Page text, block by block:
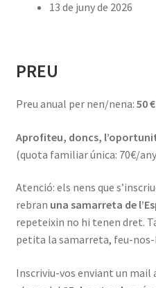
13 de juny de 2026
PREU
Preu anual per nen/nena: 50 €
Aprofiteu, doncs,
(quota familiar única: 70€/
Atenció: els nens que
rebran una samarreta de
repeteixin no hi tenen dret.
petita la samarreta, feu-nos-
Inscriviu-vos enviant un mail